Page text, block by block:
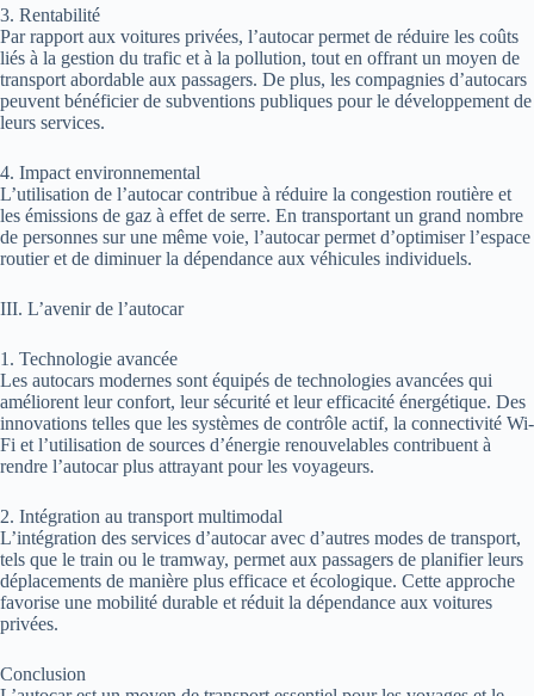
3. Rentabilité
Par rapport aux voitures privées, l’autocar permet de réduire les coûts
liés à la gestion du trafic et à la pollution, tout en offrant un moyen de
transport abordable aux passagers. De plus, les compagnies d’autocars
peuvent bénéficier de subventions publiques pour le développement de
leurs services.
4. Impact environnemental
L’utilisation de l’autocar contribue à réduire la congestion routière et
les émissions de gaz à effet de serre. En transportant un grand nombre
de personnes sur une même voie, l’autocar permet d’optimiser l’espace
routier et de diminuer la dépendance aux véhicules individuels.
III. L’avenir de l’autocar
1. Technologie avancée
Les autocars modernes sont équipés de technologies avancées qui
améliorent leur confort, leur sécurité et leur efficacité énergétique. Des
innovations telles que les systèmes de contrôle actif, la connectivité Wi-
Fi et l’utilisation de sources d’énergie renouvelables contribuent à
rendre l’autocar plus attrayant pour les voyageurs.
2. Intégration au transport multimodal
L’intégration des services d’autocar avec d’autres modes de transport,
tels que le train ou le tramway, permet aux passagers de planifier leurs
déplacements de manière plus efficace et écologique. Cette approche
favorise une mobilité durable et réduit la dépendance aux voitures
privées.
Conclusion